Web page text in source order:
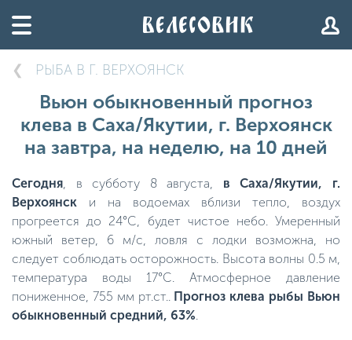
РЫБА В Г. ВЕРХОЯНСК
Вьюн обыкновенный прогноз
клева в Саха/Якутии, г. Верхоянск
на завтра, на неделю, на 10 дней
Сегодня, в субботу 8 августа, в Саха/Якутии, г.
Верхоянск и на водоемах вблизи тепло, воздух
прогреется до 24°C, будет чистое небо. Умеренный
южный ветер, 6 м/с, ловля с лодки возможна, но
следует соблюдать осторожность. Высота волны 0.5 м,
температура воды 17°C. Атмосферное давление
пониженное, 755 мм рт.ст.. Прогноз клева рыбы Вьюн
обыкновенный средний, 63%.